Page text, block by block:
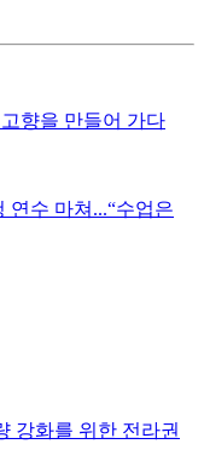
향을 만들어 가다
연수 마쳐...“수업은
강화를 위한 전라권